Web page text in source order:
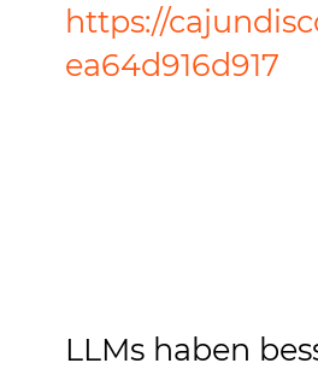
https://
ea64d916d917
LLMs haben